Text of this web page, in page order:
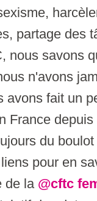
partage des
nous savons
n'avons
avons fait un
France
du boulot
pour en
de la @cftc